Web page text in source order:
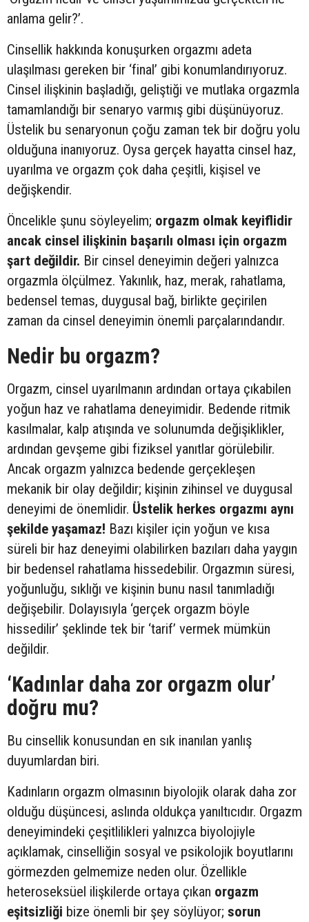
anlama gelir?’.
Cinsellik hakkında konuşurken orgazmı adeta
ulaşılması gereken bir ‘final’ gibi konumlandırıyoruz.
Cinsel ilişkinin başladığı, geliştiği ve mutlaka orgazmla
tamamlandığı bir senaryo varmış gibi düşünüyoruz.
Üstelik bu senaryonun çoğu zaman tek bir doğru yolu
olduğuna inanıyoruz. Oysa gerçek hayatta cinsel haz,
uyarılma ve orgazm çok daha çeşitli, kişisel ve
değişkendir.
Öncelikle şunu söyleyelim; orgazm olmak keyiflidir
ancak cinsel ilişkinin başarılı olması için orgazm
şart değildir. Bir cinsel deneyimin değeri yalnızca
orgazmla ölçülmez. Yakınlık, haz, merak, rahatlama,
bedensel temas, duygusal bağ, birlikte geçirilen
zaman da cinsel deneyimin önemli parçalarındandır.
Nedir bu orgazm?
Orgazm, cinsel uyarılmanın ardından ortaya çıkabilen
yoğun haz ve rahatlama deneyimidir. Bedende ritmik
kasılmalar, kalp atışında ve solunumda değişiklikler,
ardından gevşeme gibi fiziksel yanıtlar görülebilir.
Ancak orgazm yalnızca bedende gerçekleşen
mekanik bir olay değildir; kişinin zihinsel ve duygusal
deneyimi de önemlidir. Üstelik herkes orgazmı aynı
şekilde yaşamaz! Bazı kişiler için yoğun ve kısa
süreli bir haz deneyimi olabilirken bazıları daha yaygın
bir bedensel rahatlama hissedebilir. Orgazmın süresi,
yoğunluğu, sıklığı ve kişinin bunu nasıl tanımladığı
değişebilir. Dolayısıyla ‘gerçek orgazm böyle
hissedilir’ şeklinde tek bir ‘tarif’ vermek mümkün
değildir.
‘Kadınlar daha zor orgazm olur’
doğru mu?
Bu cinsellik konusundan en sık inanılan yanlış
duyumlardan biri.
Kadınların orgazm olmasının biyolojik olarak daha zor
olduğu düşüncesi, aslında oldukça yanıltıcıdır. Orgazm
deneyimindeki çeşitlilikleri yalnızca biyolojiyle
açıklamak, cinselliğin sosyal ve psikolojik boyutlarını
görmezden gelmemize neden olur. Özellikle
heteroseksüel ilişkilerde ortaya çıkan orgazm
eşitsizliği bize önemli bir şey söylüyor; sorun